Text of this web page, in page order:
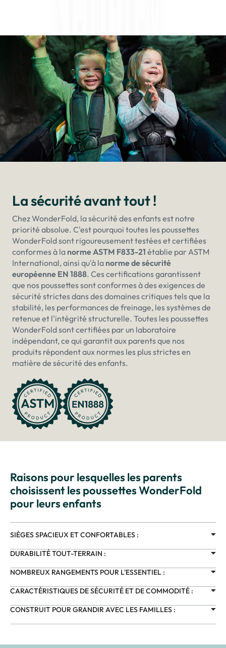
¡
La sécurité avant tout !
Chez WonderFold, la sécurité des enfants est notre
priorité absolue. C'est pourquoi toutes les poussettes
WonderFold sont rigoureusement testées et certifiées
conformes à la norme ASTM F833-21 établie par ASTM
International, ainsi qu'à la norme de sécurité
européenne EN 1888. Ces certifications garantissent
que nos poussettes sont conformes à des exigences de
sécurité strictes dans des domaines critiques tels que la
stabilité, les performances de freinage, les systèmes de
retenue et l'intégrité structurelle. Toutes les poussettes
WonderFold sont certifiées par un laboratoire
indépendant, ce qui garantit aux parents que nos
produits répondent aux normes les plus strictes en
matière de sécurité des enfants.
Raisons pour lesquelles les parents
choisissent les poussettes WonderFold
pour leurs enfants
SIÈGES SPACIEUX ET CONFORTABLES :
DURABILITÉ TOUT-TERRAIN :
NOMBREUX RANGEMENTS POUR L'ESSENTIEL :
CARACTÉRISTIQUES DE SÉCURITÉ ET DE COMMODITÉ :
CONSTRUIT POUR GRANDIR AVEC LES FAMILLES :